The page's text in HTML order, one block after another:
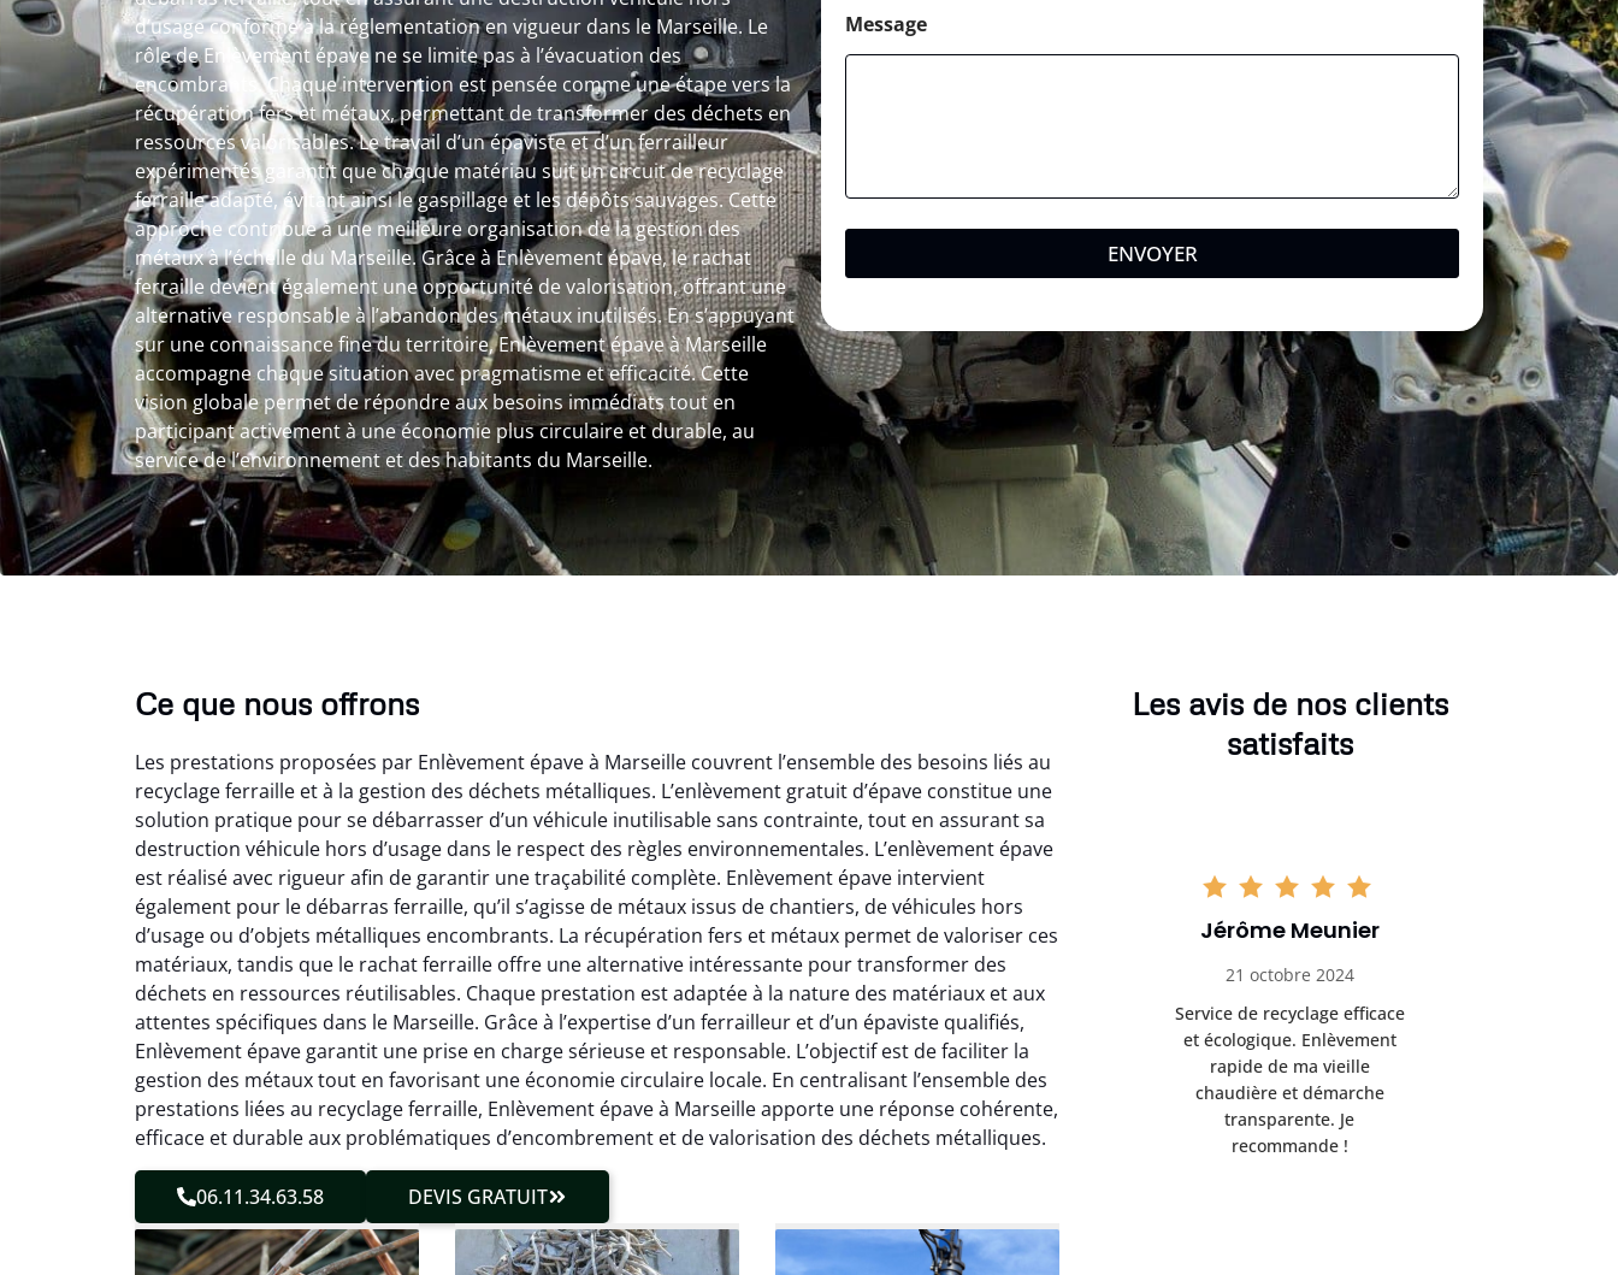
d’usage conforme à la réglementation en vigueur dans le Marseille. Le
rôle de Enlèvement épave ne se limite pas à l’évacuation des
encombrants. Chaque intervention est pensée comme une étape vers la
récupération fers et métaux, permettant de transformer des déchets en
ressources valorisables. Le travail d’un épaviste et d’un ferrailleur
expérimentés garantit que chaque matériau suit un circuit de recyclage
ferraille adapté, évitant ainsi le gaspillage et les dépôts sauvages. Cette
approche contribue à une meilleure organisation de la gestion des
métaux à l’échelle du Marseille. Grâce à Enlèvement épave, le rachat
ferraille devient également une opportunité de valorisation, offrant une
alternative responsable à l’abandon des métaux inutilisés. En s’appuyant
sur une connaissance fine du territoire, Enlèvement épave à Marseille
accompagne chaque situation avec pragmatisme et efficacité. Cette
vision globale permet de répondre aux besoins immédiats tout en
participant activement à une économie plus circulaire et durable, au
service de l’environnement et des habitants du Marseille.
Message
ENVOYER
Ce que nous offrons
Les prestations proposées par Enlèvement épave à Marseille couvrent l’ensemble des besoins liés au
recyclage ferraille et à la gestion des déchets métalliques. L’enlèvement gratuit d’épave constitue une
solution pratique pour se débarrasser d’un véhicule inutilisable sans contrainte, tout en assurant sa
destruction véhicule hors d’usage dans le respect des règles environnementales. L’enlèvement épave
est réalisé avec rigueur afin de garantir une traçabilité complète. Enlèvement épave intervient
également pour le débarras ferraille, qu’il s’agisse de métaux issus de chantiers, de véhicules hors
d’usage ou d’objets métalliques encombrants. La récupération fers et métaux permet de valoriser ces
matériaux, tandis que le rachat ferraille offre une alternative intéressante pour transformer des
déchets en ressources réutilisables. Chaque prestation est adaptée à la nature des matériaux et aux
attentes spécifiques dans le Marseille. Grâce à l’expertise d’un ferrailleur et d’un épaviste qualifiés,
Enlèvement épave garantit une prise en charge sérieuse et responsable. L’objectif est de faciliter la
gestion des métaux tout en favorisant une économie circulaire locale. En centralisant l’ensemble des
prestations liées au recyclage ferraille, Enlèvement épave à Marseille apporte une réponse cohérente,
efficace et durable aux problématiques d’encombrement et de valorisation des déchets métalliques.
06.11.34.63.58 DEVIS GRATUIT
Les avis de nos clients
satisfaits
Virginie Lambert
26 février 2025
Parfait pour se débarrasser
des vieux métaux ! Équipe
efficace qui a tout enlevé
sans laisser de traces.
Service client très réactif.
Jérôme Meunier
21 octobre 2024
Service de recyclage efficace
et écologique. Enlèvement
rapide de ma vieille
chaudière et démarche
transparente. Je
recommande !
Sophie Gaillard
13 novembre 2024
Très satisfaite du service de
recyclage ferraille. Équipe
ponctuelle et respectueuse
de l'environnement.
Débarrassée de mes
encombrants métalliques en